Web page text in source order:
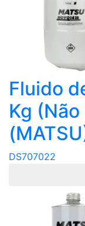
Fluido
Kg
DS707022